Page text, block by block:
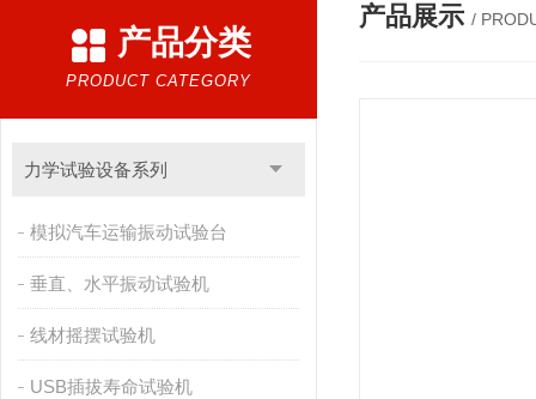
产品分类
PRODUCT CATEGORY
力学试验设备系列
模拟汽车运输振动试验台
垂直、水平振动试验机
线材摇摆试验机
USB插拔寿命试验机
产品展示 /